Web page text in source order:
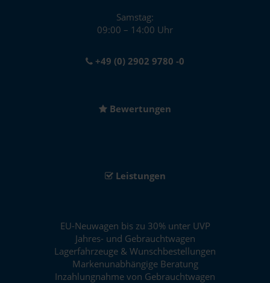
Samstag:
09:00 – 14:00 Uhr
+49 (0) 2902 9780 -0
Bewertungen
Leistungen
EU-Neuwagen bis zu 30% unter UVP
Jahres- und Gebrauchtwagen
Lagerfahrzeuge & Wunschbestellungen
Markenunabhängige Beratung
Inzahlungnahme von Gebrauchtwagen